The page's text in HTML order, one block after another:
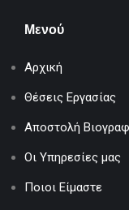
opens
new
window
opens
new
window
Μενού
Αρχική
Θέσεις Εργασίας
Αποστολή
Οι Υπηρεσίες μας
Ποιοι Είμαστε